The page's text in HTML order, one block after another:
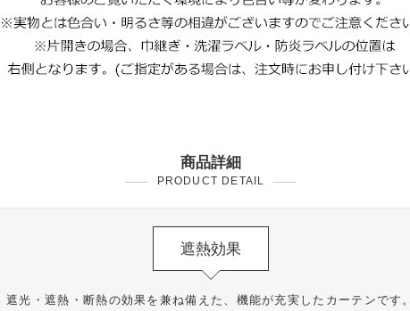
商品詳細
PRODUCT DETAIL
遮熱効果
遮光・遮熱・断熱の効果を兼ね備えた、機能が充実したカーテンです。